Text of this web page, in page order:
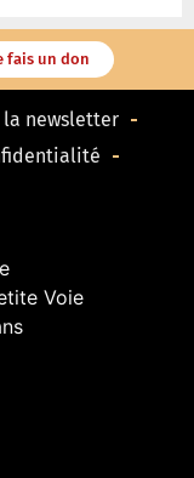
fais un don
la newsletter
Voie